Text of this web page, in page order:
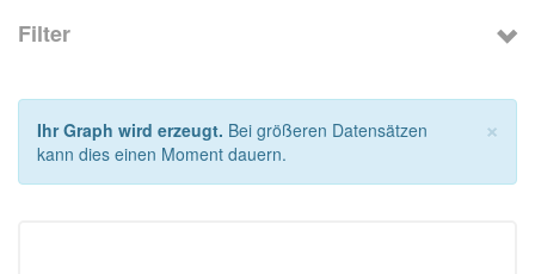
Filter
×
Ihr Graph wird erzeugt. Bei größeren Datensätzen
kann dies einen Moment dauern.